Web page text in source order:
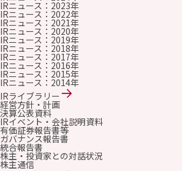
IRニュース：2023年
IRニュース：2022年
IRニュース：2021年
IRニュース：2020年
IRニュース：2019年
IRニュース：2018年
IRニュース：2017年
IRニュース：2016年
IRニュース：2015年
IRニュース：2014年
IRライブラリー
経営方針・計画
決算公表資料
IRイベント・会社説明資料
有価証券報告書等
ガバナンス報告書
統合報告書
株主・投資家との対話状況
株主通信